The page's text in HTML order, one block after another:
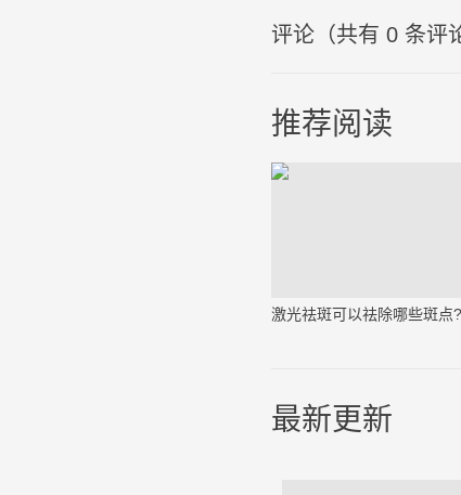
评论（共有 0 条评
推荐阅读
激光祛斑可以祛除哪些斑点?
最新更新